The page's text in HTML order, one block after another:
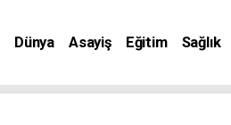
Dünya Asayiş Eğitim Sağlık